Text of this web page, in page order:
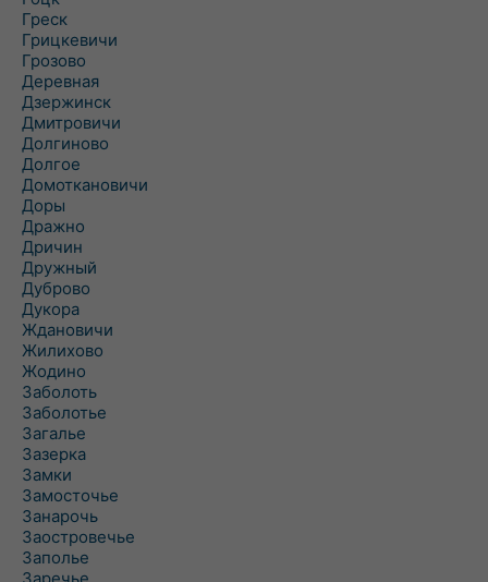
Греск
Грицкевичи
Грозово
Деревная
Дзержинск
Дмитровичи
Долгиново
Долгое
Домоткановичи
Доры
Дражно
Дричин
Дружный
Дуброво
Дукора
Ждановичи
Жилихово
Жодино
Заболоть
Заболотье
Загалье
Зазерка
Замки
Замосточье
Занарочь
Заостровечье
Заполье